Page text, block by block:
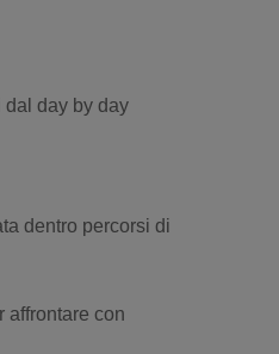
dal day by day
dentro percorsi di
affrontare con